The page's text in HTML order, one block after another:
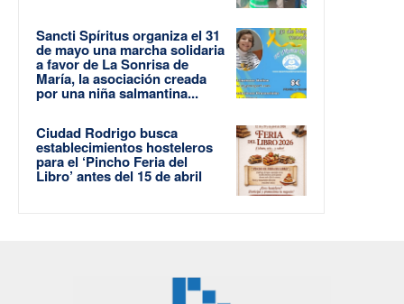
Sancti Spíritus organiza el 31
de mayo una marcha solidaria
a favor de La Sonrisa de
María, la asociación creada
por una niña salmantina...
Ciudad Rodrigo busca
establecimientos hosteleros
para el ‘Pincho Feria del
Libro’ antes del 15 de abril